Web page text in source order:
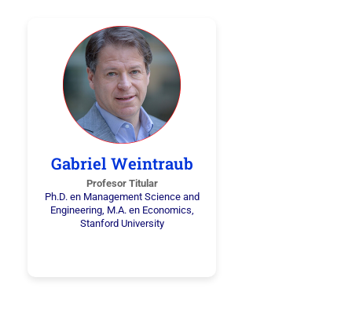
Gabriel Weintraub
Profesor Titular
Ph.D. en Management Science and
Engineering, M.A. en Economics,
Stanford University